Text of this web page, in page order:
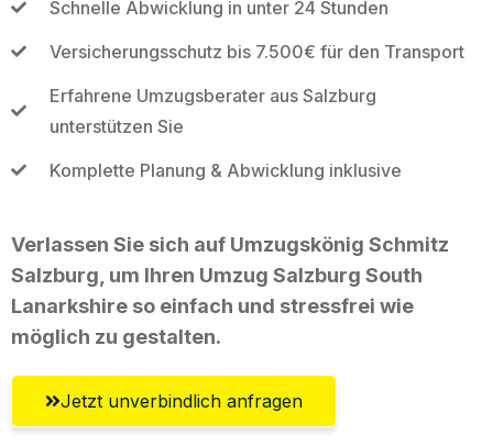
Schnelle Abwicklung in unter 24 Stunden
Versicherungsschutz bis 7.500€ für den Transport
Erfahrene Umzugsberater aus Salzburg
unterstützen Sie
Komplette Planung & Abwicklung inklusive
Verlassen Sie sich auf Umzugskönig Schmitz
Salzburg, um Ihren Umzug Salzburg South
Lanarkshire so einfach und stressfrei wie
möglich zu gestalten.
Jetzt unverbindlich anfragen